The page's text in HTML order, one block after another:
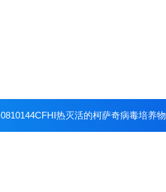
0810144CFHI热灭活的柯萨奇病毒培养物